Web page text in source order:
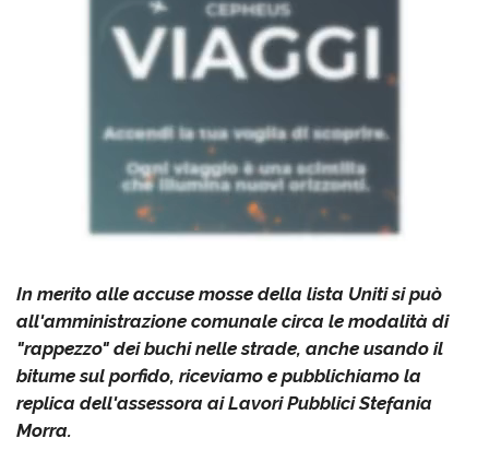
In merito alle accuse mosse della lista Uniti si può
all'amministrazione comunale circa le modalità di
"rappezzo" dei buchi nelle strade, anche usando il
bitume sul porfido, riceviamo e pubblichiamo la
replica dell'assessora ai Lavori Pubblici Stefania
Morra.